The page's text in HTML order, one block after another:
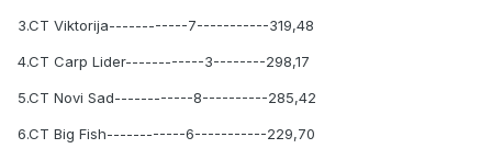
3.CT Viktorija------------7-----------319,48
4.CT Carp Lider------------3--------298,17
5.CT Novi Sad------------8----------285,42
6.CT Big Fish------------6-----------229,70